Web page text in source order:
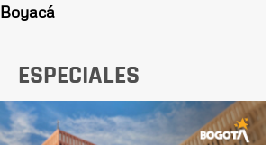
Boyacá
ESPECIALES